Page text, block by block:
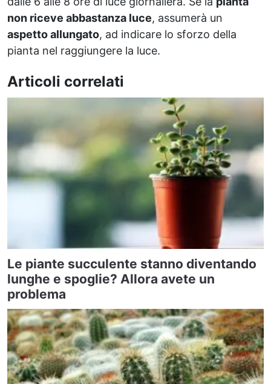
non riceve abbastanza luce, assumerà un
aspetto allungato, ad indicare lo sforzo della
pianta nel raggiungere la luce.
Articoli correlati
Le piante succulente stanno diventando
lunghe e spoglie? Allora avete un
problema